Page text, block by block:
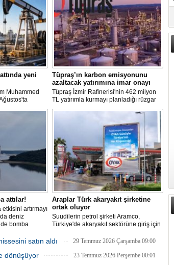
yeni
Muhammed
günlük
bu süreçte
Tüpraş’ın karbon emisyonunu
azaltacak yatırımına imar onayı
Tüpraş İzmir Rafinerisi'nin 462 milyon
TL yatırımla kurmayı planladığı rüzgar
ve güneş enerji santrali için hazırlanan
nazım ve uygulama imar planı
değişiklikleri Çevre, Şehircilik ve İklim
Değişikliği Bakanlığı tarafından
onaylandı.
attılar!
etkisini artırmayı
deniz
bomba
Araplar Türk akaryakıt şirketine
ortak oluyor
Suudilerin petrol şirketi Aramco,
Türkiye'de akaryakıt sektörüne giriş için
süreç tamamlanabilir.
satın aldı 29 Temmuz 2026 Çarşamba 09:00
dönüşüyor 23 Temmuz 2026 Perşembe 00:01